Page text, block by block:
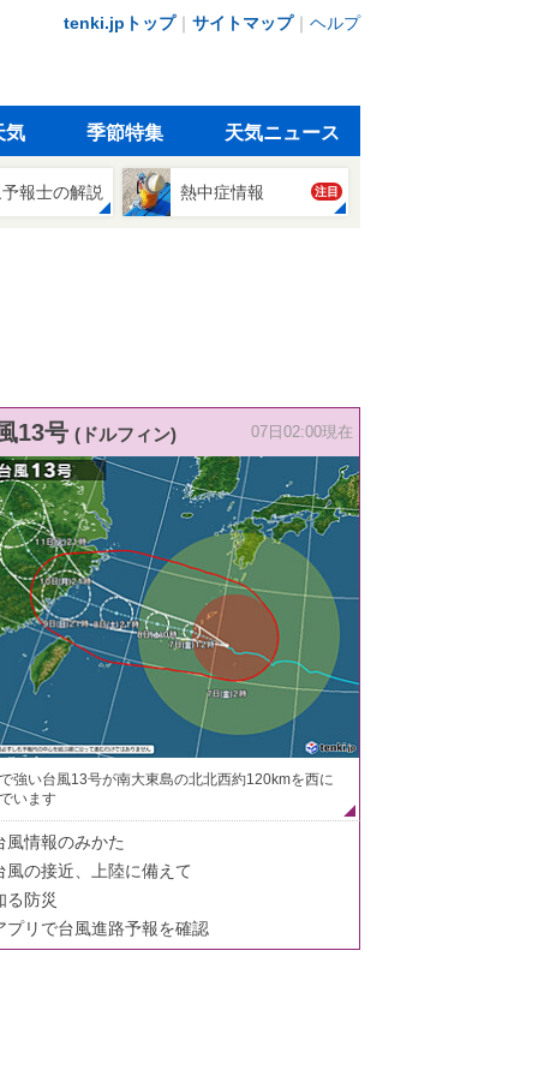
tenki.jpトップ｜ サイトマップ｜ ヘルプ
気 季節特集 天気ニュース
報士の解説 熱中症情報 注目
13号 (ドルフィン) 07日02:00現在
強い台風13号が南大東島の北北西約120kmを西に
います
風情報のみかた
風の接近、上陸に備えて
る防災
プリで台風進路予報を確認